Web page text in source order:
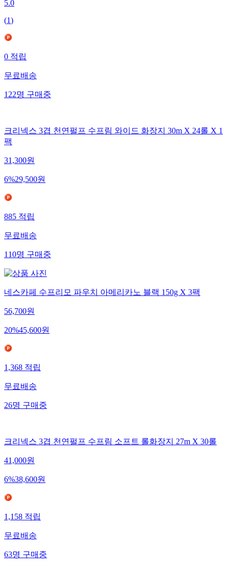
5.0
(1)
0적립
무료배송
122명구매중
크리넥스 3겹 천연펄프 수프림 와이드 화장지 30m X 24롤 X 1
팩
31,300원
6%29,500원
885적립
무료배송
110명구매중
네스카페 수프리모 파우치 아메리카노 블랙 150g X 3팩
56,700원
20%45,600원
1,368적립
무료배송
26명구매중
크리넥스 3겹 천연펄프 수프림 소프트 롤화장지 27m X 30롤
41,000원
6%38,600원
1,158적립
무료배송
63명구매중